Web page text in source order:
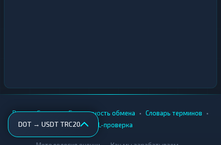
DOT → USDT TRC20
Вики • Города • Безопасность обмена • Словарь терминов •
AML-проверка